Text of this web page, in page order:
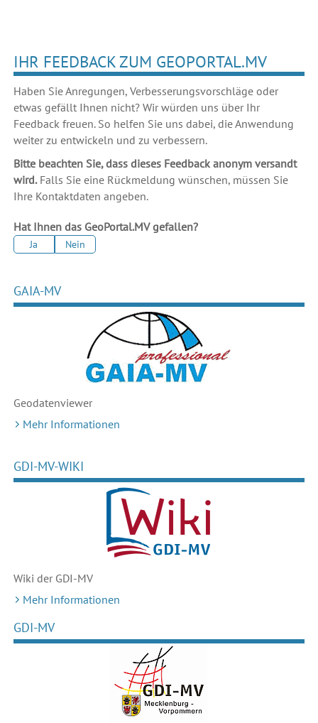
IHR FEEDBACK ZUM GEOPORTAL.MV
Haben Sie Anregungen, Verbesserungsvorschläge oder
etwas gefällt Ihnen nicht? Wir würden uns über Ihr
Feedback freuen. So helfen Sie uns dabei, die Anwendung
weiter zu entwickeln und zu verbessern.
Bitte beachten Sie, dass dieses Feedback anonym versandt
wird.Falls Sie eine Rückmeldung wünschen, müssen Sie
Ihre Kontaktdaten angeben.
Hat Ihnen das GeoPortal.MV gefallen?
Ja Nein
GAIA-MV
Geodatenviewer
Mehr Informationen
GDI-MV-WIKI
Wiki der GDI-MV
Mehr Informationen
GDI-MV